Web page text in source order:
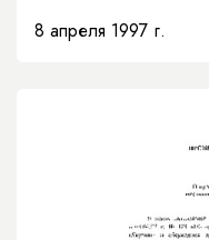
Правительства
8 апреля 1997 г.